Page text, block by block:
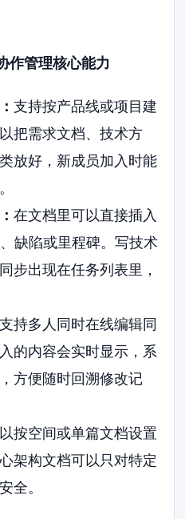
作管理核心能力
支持按产品线或项目建
把需求文档、技术方
放好，新成员加入时能
在文档里可以直接插入
缺陷或里程碑。写技术
步出现在任务列表里，
支持多人同时在线编辑同
的内容会实时显示，系
方便随时回溯修改记
按空间或单篇文档设置
架构文档可以只对特定
全。